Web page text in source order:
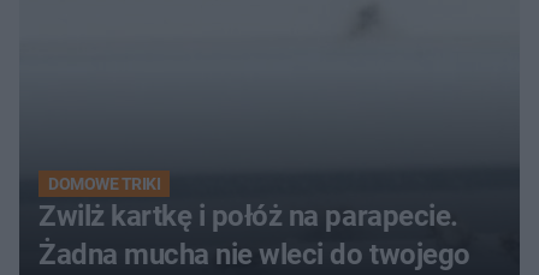
DOMOWE TRIKI
Zwilż kartkę i połóż na parapecie.
Żadna mucha nie wleci do twojego